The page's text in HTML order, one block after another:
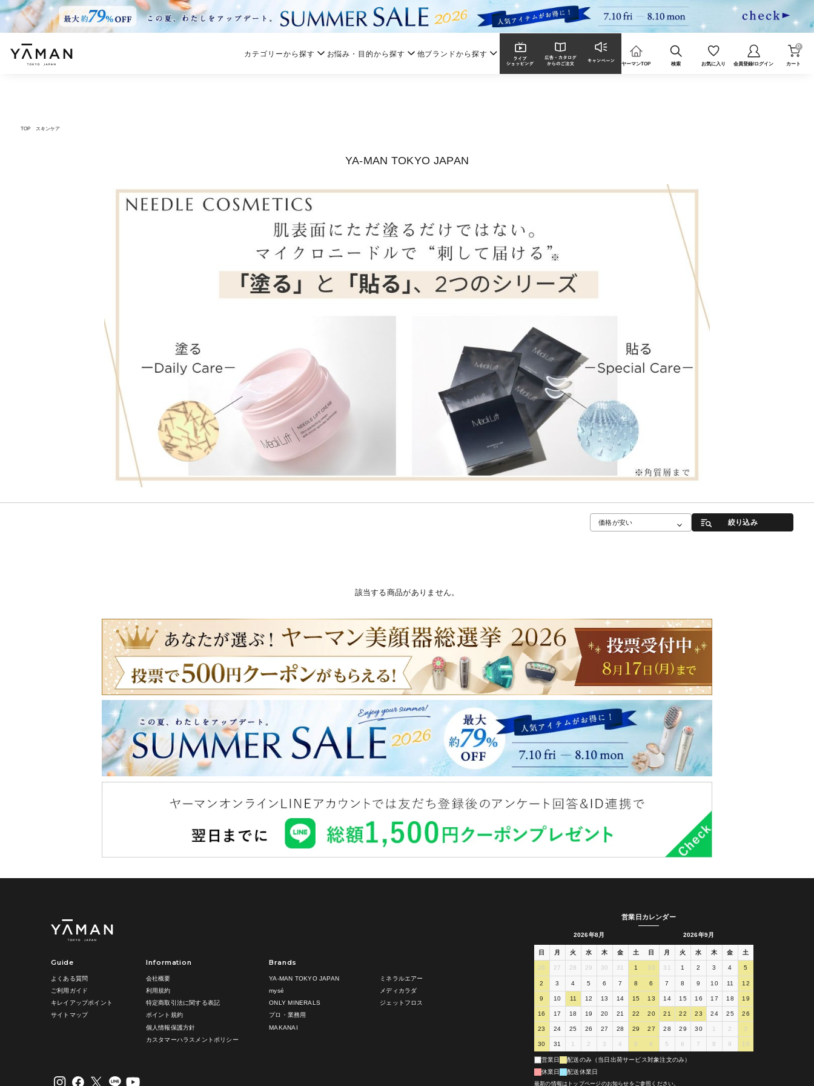
カテゴリーから探す お悩み・目的から探す 他ブランドから探す
ヤーマンTOP 検索 お気に入り 会員登録/ログイン カート
0
TOP スキンケア
YA-MAN TOKYO JAPAN
価格が安い 絞り込み
該当する商品がありません。
Guide
よくある質問
ご利用ガイド
キレイアップポイント
サイトマップ
Information
会社概要
利用規約
特定商取引法に関する表記
ポイント規約
個人情報保護方針
カスタマーハラスメントポリシー
Brands
YA-MAN TOKYO JAPAN
mysé
ONLY MINERALS
プロ・業務用
MAKANAI
ミネラルエアー
メディカラダ
ジェットフロス
営業日カレンダー
2026年8月
日 月 火 水 木 金 土
26 27 28 29 30 31 1
2 3 4 5 6 7 8
9 10 11 12 13 14 15
16 17 18 19 20 21 22
23 24 25 26 27 28 29
30 31 1 2 3 4 5
2026年9月
日 月 火 水 木 金 土
30 31 1 2 3 4 5
6 7 8 9 10 11 12
13 14 15 16 17 18 19
20 21 22 23 24 25 26
27 28 29 30 1 2 3
4 5 6 7 8 9 10
営業日
配送のみ（当日出荷サービス対象注文のみ）
休業日
配送休業日
最新の情報はトップページのお知らせをご参照ください。